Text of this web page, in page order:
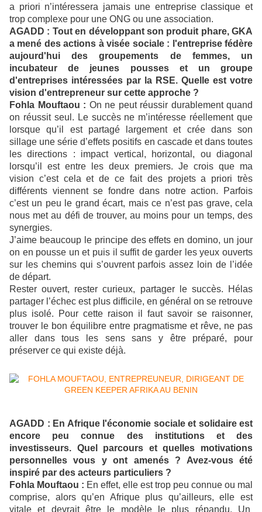
a priori n’intéressera jamais une entreprise classique et
trop complexe pour une ONG ou une association.
AGADD : Tout en développant son produit phare, GKA
a mené des actions à visée sociale : l'entreprise fédère
aujourd'hui des groupements de femmes, un
incubateur de jeunes pousses et un groupe
d'entreprises intéressées par la RSE. Quelle est votre
vision d'entrepreneur sur cette approche ?
Fohla Mouftaou : On ne peut réussir durablement quand
on réussit seul. Le succès ne m’intéresse réellement que
lorsque qu’il est partagé largement et crée dans son
sillage une série d’effets positifs en cascade et dans toutes
les directions : impact vertical, horizontal, ou diagonal
lorsqu’il est entre les deux premiers. Je crois que ma
vision c’est cela et de ce fait des projets a priori très
différents viennent se fondre dans notre action. Parfois
c’est un peu le grand écart, mais ce n’est pas grave, cela
nous met au défi de trouver, au moins pour un temps, des
synergies.
J’aime beaucoup le principe des effets en domino, un jour
on en pousse un et puis il suffit de garder les yeux ouverts
sur les chemins qui s’ouvrent parfois assez loin de l’idée
de départ.
Rester ouvert, rester curieux, partager le succès. Hélas
partager l’échec est plus difficile, en général on se retrouve
plus isolé. Pour cette raison il faut savoir se raisonner,
trouver le bon équilibre entre pragmatisme et rêve, ne pas
aller dans tous les sens sans y être préparé, pour
préserver ce qui existe déjà.
AGADD : En Afrique l'économie sociale et solidaire est
encore peu connue des institutions et des
investisseurs. Quel parcours et quelles motivations
personnelles vous y ont amenés ? Avez-vous été
inspiré par des acteurs particuliers ?
Fohla Mouftaou : En effet, elle est trop peu connue ou mal
comprise, alors qu’en Afrique plus qu’ailleurs, elle est
vitale et devrait être le modèle le plus répandu. Un